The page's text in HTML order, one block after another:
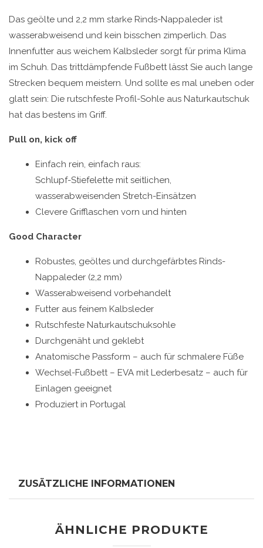
Das geölte und 2,2 mm starke Rinds-Nappaleder ist
wasserabweisend und kein bisschen zimperlich. Das
Innenfutter aus weichem Kalbsleder sorgt für prima Klima
im Schuh. Das trittdämpfende Fußbett lässt Sie auch lange
Strecken bequem meistern. Und sollte es mal uneben oder
glatt sein: Die rutschfeste Profil-Sohle aus Naturkautschuk
hat das bestens im Griff.
Pull on, kick off
Einfach rein, einfach raus:
Schlupf-Stiefelette mit seitlichen,
wasserabweisenden Stretch-Einsätzen
Clevere Grifflaschen vorn und hinten
Good Character
Robustes, geöltes und durchgefärbtes Rinds-
Nappaleder (2,2 mm)
Wasserabweisend vorbehandelt
Futter aus feinem Kalbsleder
Rutschfeste Naturkautschuksohle
Durchgenäht und geklebt
Anatomische Passform – auch für schmalere Füße
Wechsel-Fußbett – EVA mit Lederbesatz – auch für
Einlagen geeignet
Produziert in Portugal
ZUSÄTZLICHE INFORMATIONEN
ÄHNLICHE PRODUKTE